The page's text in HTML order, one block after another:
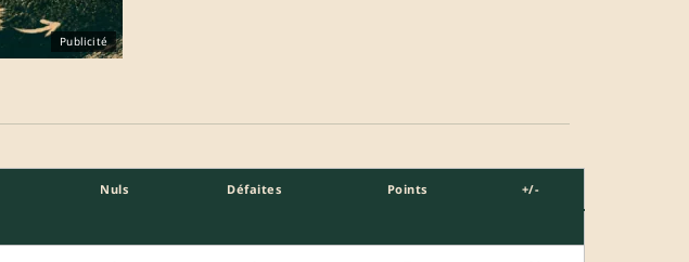
Publicité
Nuls Défaites Points +/-